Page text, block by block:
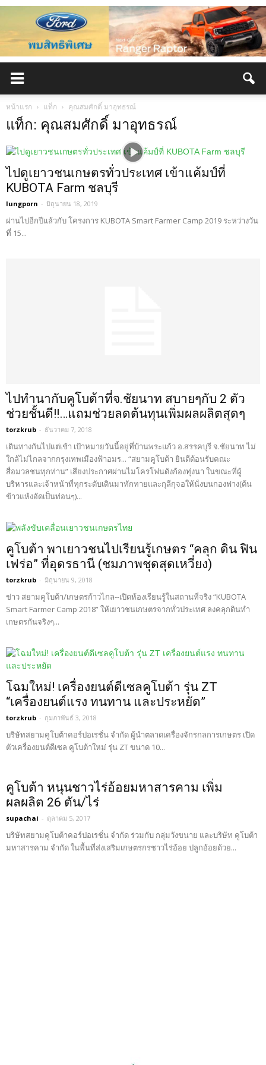
หน้าแรก แท็ก คุณสมศักดิ์ มาอุทธรณ์
แท็ก: คุณสมศักดิ์ มาอุทธรณ์
ไปดูเยาวชนเกษตรทั่วประเทศ เข้าแค้มป์ที่
KUBOTA Farm ชลบุรี
lungporn - มิถุนายน 18, 2019
ผ่านไปอีกปีแล้วกับ โครงการ KUBOTA Smart Farmer Camp 2019 ระหว่างวัน
ที่ 15...
ไปทำนากับคูโบต้าที่จ.ชัยนาท สบายๆกับ 2 ตัว
ช่วยชั้นดี!!…แถมช่วยลดต้นทุนเพิ่มผลผลิตสุดๆ
torzkrub - ธันวาคม 7, 2018
เดินทางกันไปแต่เช้า เป้าหมายวันนี้อยู่ที่บ้านพระแก้ว อ.สรรคบุรี จ.ชัยนาท ไม่
ใกล้ไม่ไกลจากกรุงเทพเมืองฟ้าอมร... “สยามคูโบต้า ยินดีต้อนรับคณะ
สื่อมวลชนทุกท่าน” เสียงประกาศผ่านไมโครโฟนดังก้องทุ่งนา ในขณะที่ผู้
บริหารและเจ้าหน้าที่ทุกระดับเดินมาทักทายและกุลีกุจอให้นั่งบนกองฟาง(ต้น
ข้าวแห้งอัดเป็นท่อนๆ)...
คูโบต้า พาเยาวชนไปเรียนรู้เกษตร “คลุก ดิน ฟิน
เฟร่อ” ที่อุดรธานี (ชมภาพชุดสุดเหวี่ยง)
torzkrub - มิถุนายน 9, 2018
ข่าว สยามคูโบต้า/เกษตรก้าวไกล--เปิดห้องเรียนรู้ในสถานที่จริง “KUBOTA
Smart Farmer Camp 2018” ให้เยาวชนเกษตรจากทั่วประเทศ ลงคลุกดินทำ
เกษตรกันจริงๆ...
โฉมใหม่! เครื่องยนต์ดีเซลคูโบต้า รุ่น ZT
“เครื่องยนต์แรง ทนทาน และประหยัด”
torzkrub - กุมภาพันธ์ 3, 2018
บริษัทสยามคูโบต้าคอร์ปอเรชั่น จำกัด ผู้นำตลาดเครื่องจักรกลการเกษตร เปิด
ตัวเครื่องยนต์ดีเซล คูโบต้าใหม่ รุ่น ZT ขนาด 10...
คูโบต้า หนุนชาวไร่อ้อยมหาสารคาม เพิ่ม
ผลผลิต 26 ตัน/ไร่
supachai - ตุลาคม 5, 2017
บริษัทสยามคูโบต้าคอร์ปอเรชั่น จำกัด ร่วมกับ กลุ่มวังขนาย และบริษัท คูโบต้า
มหาสารคาม จำกัด ในพื้นที่ส่งเสริมเกษตรกรชาวไร่อ้อย ปลูกอ้อยด้วย...